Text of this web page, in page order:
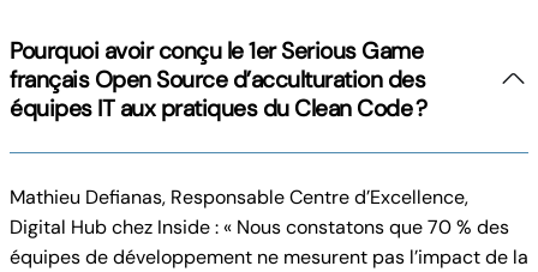
Pourquoi avoir conçu le 1er Serious Game
français Open Source d’acculturation des
équipes IT aux pratiques du Clean Code ?
Mathieu Defianas, Responsable Centre d’Excellence,
Digital Hub chez Inside : « Nous constatons que 70 % des
équipes de développement ne mesurent pas l’impact de la